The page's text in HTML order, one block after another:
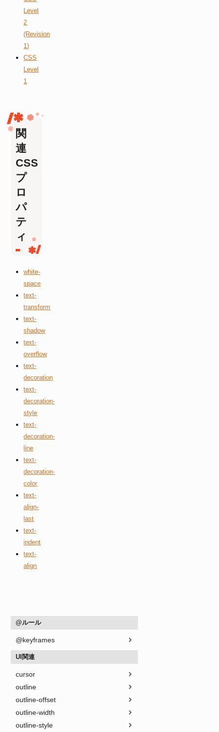
Level
2
(Revision
1)
CSS
Level
1
関
連
CSS
プ
ロ
パ
テ
ィ
white-
space
text-
transform
text-
shadow
text-
overflow
text-
decoration
text-
decoration-
style
text-
decoration-
line
text-
decoration-
color
text-
align-
last
text-
indent
text-
align
@ルール
@keyframes
UI関連
cursor
outline
outline-offset
outline-width
outline-style